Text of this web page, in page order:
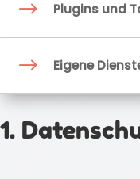
$ Plugins und
$ Eigene
1.